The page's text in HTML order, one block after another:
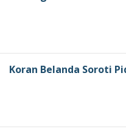
Koran Belanda Soroti